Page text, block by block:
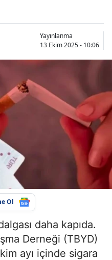
Yayınlanma
13 Ekim 2025 - 10:06
Ol
daha kapıda.
Derneği (TBYD)
ayı içinde sigara